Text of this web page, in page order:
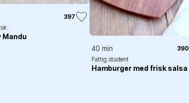
397
Mandu
40 min
390
Fattig.student
Hamburger med frisk salsa